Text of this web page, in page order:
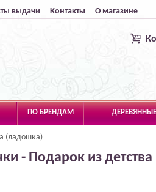
выдачи Контакты О магазине
ПО БРЕНДАМ
(ладошка)
- Подарок из